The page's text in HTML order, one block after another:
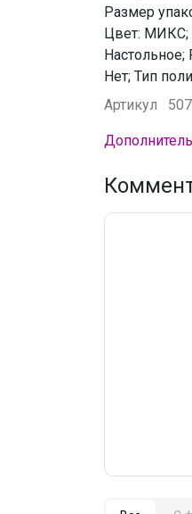
Размер
Цвет: МИКС;
Настольное;
Нет; Тип
Артикул